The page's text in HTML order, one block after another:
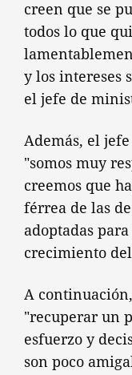
creen que se
todos lo que
y los intereses
el jefe de
Además, el
"somos muy
creemos que
férrea de las
adoptadas
crecimiento
A
"recuperar un
esfuerzo y
son poco